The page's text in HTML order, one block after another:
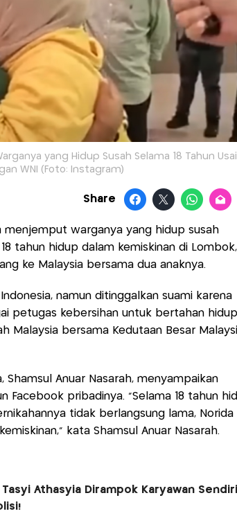
yang Hidup Susah Selama 18 Tahun Usai
WNI (Foto: Instagram)
Share
menjemput warganya yang hidup susah
tahun hidup dalam kemiskinan di Lombok,
ke Malaysia bersama dua anaknya.
namun ditinggalkan suami karena
petugas kebersihan untuk bertahan
Malaysia bersama Kedutaan Besar
Shamsul Anuar Nasarah, menyampaikan
Facebook pribadinya. “Selama 18 tahun
tidak berlangsung lama, Norida
kata Shamsul Anuar Nasarah.
Athasyia Dirampok Karyawan